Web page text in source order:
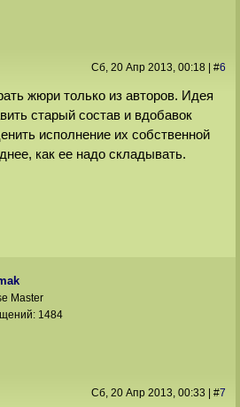
Сб, 20 Апр 2013, 00:18| #6
жюри только из авторов. Идея
старый состав и вдобавок
исполнение их собственной
как ее надо складывать.
Master
1484
Сб, 20 Апр 2013, 00:33 #7